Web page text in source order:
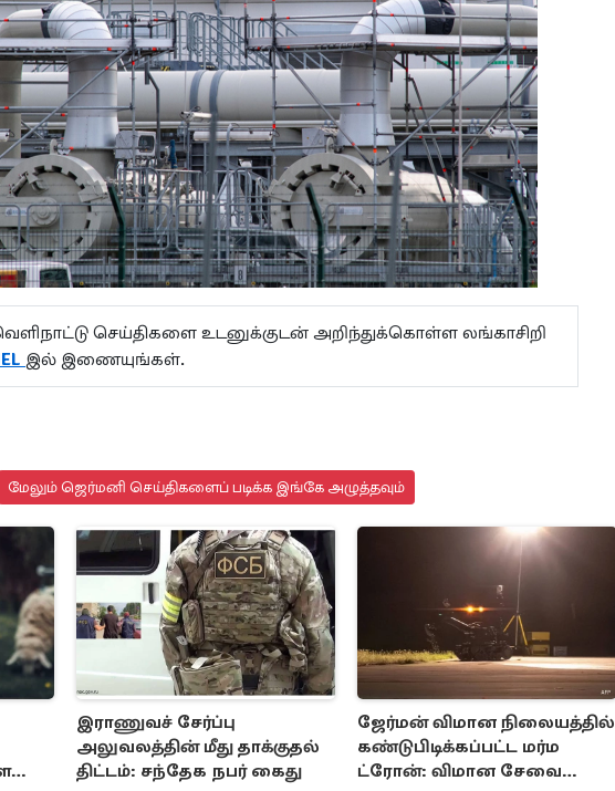
செய்திகளை உடனுக்குடன் அறிந்துக்கொள்ள லங்காசிறி
இல் இணையுங்கள்.
மேலும் ஜெர்மனி செய்திகளைப் படிக்க இங்கே அழுத்தவும்
இராணுவச் சேர்ப்பு
அலுவலத்தின் மீது தாக்குதல்
திட்டம்: சந்தேக நபர் கைது
ஜேர்மன் விமான நிலையத்தில்
கண்டுபிடிக்கப்பட்ட மர்ம
ட்ரோன்: விமான சேவை